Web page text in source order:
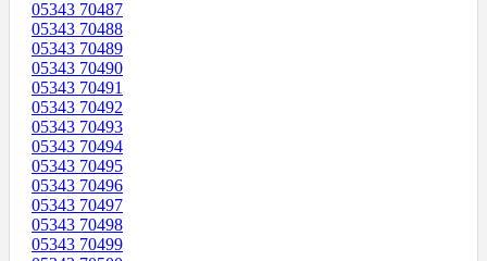
05343 70487
05343 70488
05343 70489
05343 70490
05343 70491
05343 70492
05343 70493
05343 70494
05343 70495
05343 70496
05343 70497
05343 70498
05343 70499